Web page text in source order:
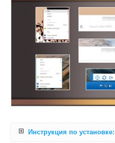
Инструкция по установке: